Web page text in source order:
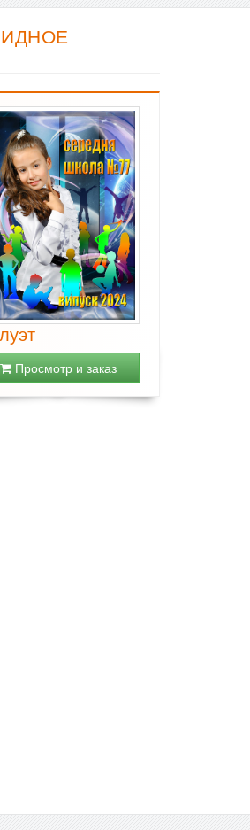
Просмотр и заказ